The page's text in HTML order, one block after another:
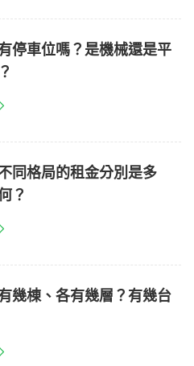
停車位嗎？是機械還是平
同格局的租金分別是多
？
幾棟、各有幾層？有幾台